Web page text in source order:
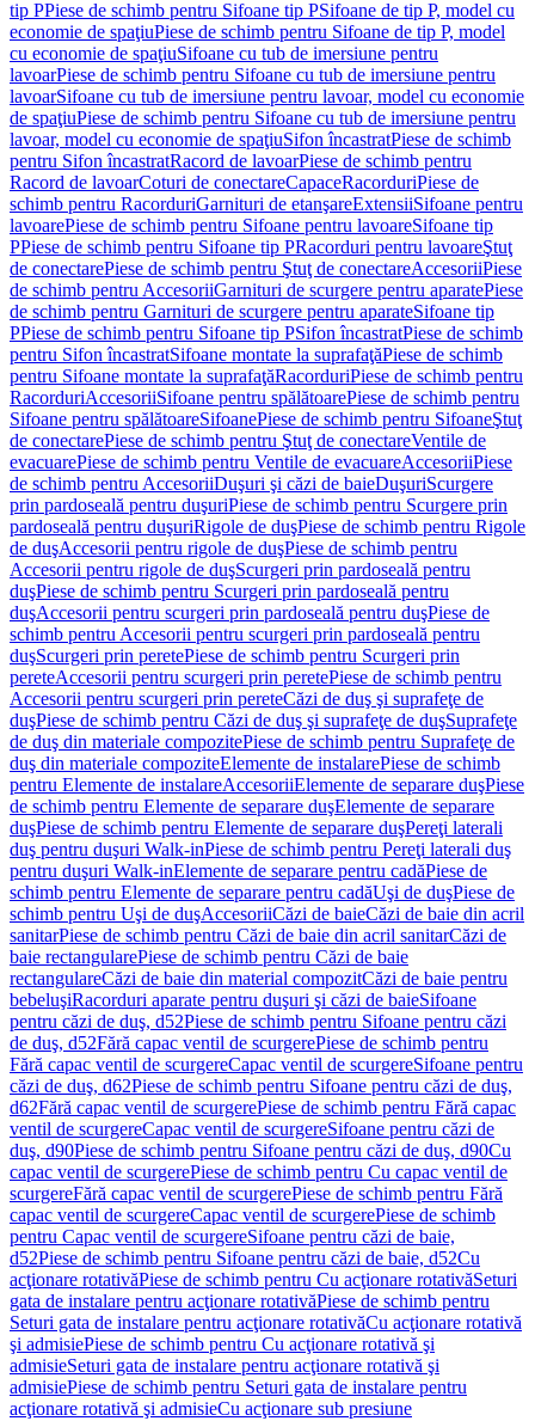
tip PPiese de schimb pentru Sifoane tip PSifoane de tip P, model cu
economie de spaţiuPiese de schimb pentru Sifoane de tip P, model
cu economie de spaţiuSifoane cu tub de imersiune pentru
lavoarPiese de schimb pentru Sifoane cu tub de imersiune pentru
lavoarSifoane cu tub de imersiune pentru lavoar, model cu economie
de spaţiuPiese de schimb pentru Sifoane cu tub de imersiune pentru
lavoar, model cu economie de spaţiuSifon încastratPiese de schimb
pentru Sifon încastratRacord de lavoarPiese de schimb pentru
Racord de lavoarCoturi de conectareCapaceRacorduriPiese de
schimb pentru RacorduriGarnituri de etanşareExtensiiSifoane pentru
lavoarePiese de schimb pentru Sifoane pentru lavoareSifoane tip
PPiese de schimb pentru Sifoane tip PRacorduri pentru lavoareŞtuţ
de conectarePiese de schimb pentru Ştuţ de conectareAccesoriiPiese
de schimb pentru AccesoriiGarnituri de scurgere pentru aparatePiese
de schimb pentru Garnituri de scurgere pentru aparateSifoane tip
PPiese de schimb pentru Sifoane tip PSifon încastratPiese de schimb
pentru Sifon încastratSifoane montate la suprafaţăPiese de schimb
pentru Sifoane montate la suprafaţăRacorduriPiese de schimb pentru
RacorduriAccesoriiSifoane pentru spălătoarePiese de schimb pentru
Sifoane pentru spălătoareSifoanePiese de schimb pentru SifoaneŞtuţ
de conectarePiese de schimb pentru Ştuţ de conectareVentile de
evacuarePiese de schimb pentru Ventile de evacuareAccesoriiPiese
de schimb pentru AccesoriiDuşuri şi căzi de baieDuşuriScurgere
prin pardoseală pentru duşuriPiese de schimb pentru Scurgere prin
pardoseală pentru duşuriRigole de duşPiese de schimb pentru Rigole
de duşAccesorii pentru rigole de duşPiese de schimb pentru
Accesorii pentru rigole de duşScurgeri prin pardoseală pentru
duşPiese de schimb pentru Scurgeri prin pardoseală pentru
duşAccesorii pentru scurgeri prin pardoseală pentru duşPiese de
schimb pentru Accesorii pentru scurgeri prin pardoseală pentru
duşScurgeri prin peretePiese de schimb pentru Scurgeri prin
pereteAccesorii pentru scurgeri prin peretePiese de schimb pentru
Accesorii pentru scurgeri prin pereteCăzi de duş şi suprafeţe de
duşPiese de schimb pentru Căzi de duş şi suprafeţe de duşSuprafeţe
de duş din materiale compozitePiese de schimb pentru Suprafeţe de
duş din materiale compoziteElemente de instalarePiese de schimb
pentru Elemente de instalareAccesoriiElemente de separare duşPiese
de schimb pentru Elemente de separare duşElemente de separare
duşPiese de schimb pentru Elemente de separare duşPereţi laterali
duş pentru duşuri Walk-inPiese de schimb pentru Pereţi laterali duş
pentru duşuri Walk-inElemente de separare pentru cadăPiese de
schimb pentru Elemente de separare pentru cadăUşi de duşPiese de
schimb pentru Uşi de duşAccesoriiCăzi de baieCăzi de baie din acril
sanitarPiese de schimb pentru Căzi de baie din acril sanitarCăzi de
baie rectangularePiese de schimb pentru Căzi de baie
rectangulareCăzi de baie din material compozitCăzi de baie pentru
bebeluşiRacorduri aparate pentru duşuri şi căzi de baieSifoane
pentru căzi de duş, d52Piese de schimb pentru Sifoane pentru căzi
de duş, d52Fără capac ventil de scurgerePiese de schimb pentru
Fără capac ventil de scurgereCapac ventil de scurgereSifoane pentru
căzi de duş, d62Piese de schimb pentru Sifoane pentru căzi de duş,
d62Fără capac ventil de scurgerePiese de schimb pentru Fără capac
ventil de scurgereCapac ventil de scurgereSifoane pentru căzi de
duş, d90Piese de schimb pentru Sifoane pentru căzi de duş, d90Cu
capac ventil de scurgerePiese de schimb pentru Cu capac ventil de
scurgereFără capac ventil de scurgerePiese de schimb pentru Fără
capac ventil de scurgereCapac ventil de scurgerePiese de schimb
pentru Capac ventil de scurgereSifoane pentru căzi de baie,
d52Piese de schimb pentru Sifoane pentru căzi de baie, d52Cu
acţionare rotativăPiese de schimb pentru Cu acţionare rotativăSeturi
gata de instalare pentru acţionare rotativăPiese de schimb pentru
Seturi gata de instalare pentru acţionare rotativăCu acţionare rotativă
şi admisiePiese de schimb pentru Cu acţionare rotativă şi
admisieSeturi gata de instalare pentru acţionare rotativă şi
admisiePiese de schimb pentru Seturi gata de instalare pentru
acţionare rotativă şi admisieCu acţionare sub presiune